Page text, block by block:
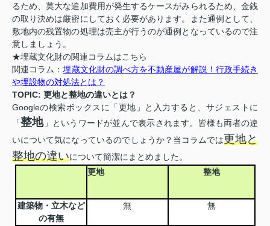
るため、莫大な追加費用が発生するケースがみられるため、金銭
の取り決めは厳密にしておく必要があります。また通例として、
敷地内の残置物の処理は売主が行うのが通例となっているので注
意しましょう。
★埋蔵文化財の関連コラムはこちら
関連コラム：埋蔵文化財の調べ方を不動産屋が解説！行政手続き
や埋設物の対処法とは？
TOPIC: 更地と整地の違いとは？
Googleの検索ボックスに「更地」と入力すると、サジェストに
「整地」というワードが並んで表示されます。皆様も両者の違
いについて気になっているのでしょうか？当コラムでは更地と
整地の違いについて簡潔にまとめました。
更地
整地
建築物・立木など
の有無
無 無